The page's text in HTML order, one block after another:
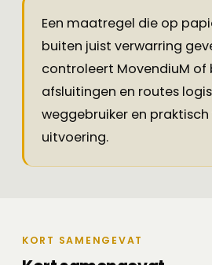
Een maatregel die op
buiten juist verwarring
controleert MovendiuM of
afsluitingen en routes
weggebruiker en
uitvoering.
KORT SAMENGEVAT